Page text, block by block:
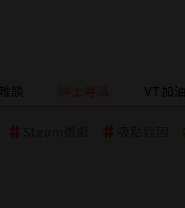
談 VT加